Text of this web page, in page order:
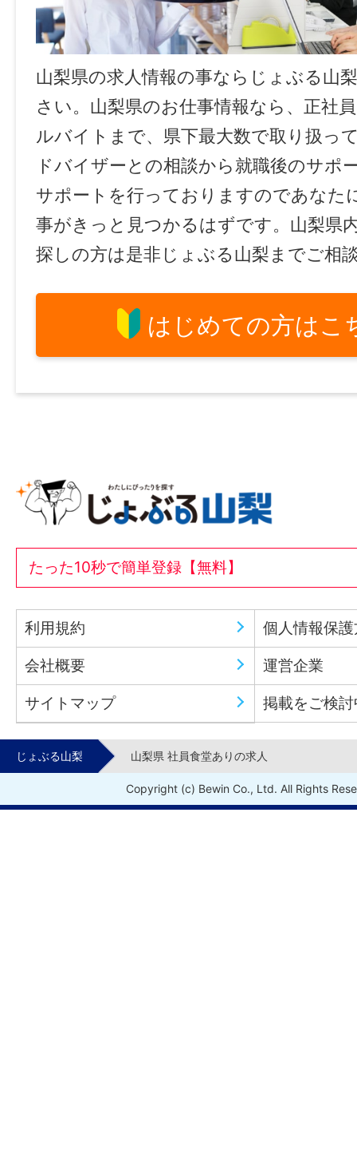
山梨県の求人情報の事ならじょぶる山
さい。山梨県のお仕事情報なら、正社
ルバイトまで、県下最大数で取り扱っ
ドバイザーとの相談から就職後のサポ
サポートを行っておりますのであなた
事がきっと見つかるはずです。山梨県
探しの方は是非じょぶる山梨までご相
はじめての方はこ
たった10秒で簡単登録【無料】
利用規約 個人情報保
会社概要 運営企業
サイトマップ 掲載をご検
じょぶる山梨 山梨県 社員食堂ありの求人
Copyright (c) Bewin Co., Ltd. All Rights